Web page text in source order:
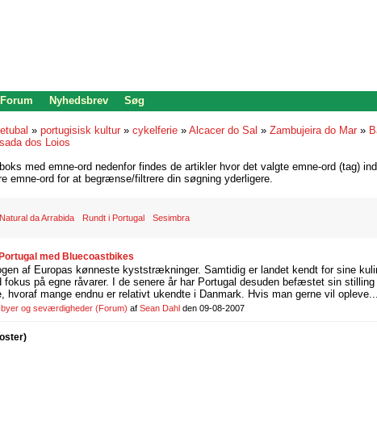
Nyhedsbrev Søg
» portugisisk kultur » cykelferie » Alcacer do Sal » Zambujeira do Mar »
dos Loios
med emne-ord nedenfor findes de artikler hvor det valgte emne-ord (tag)
emne-ord for at begrænse/filtrere din søgning yderligere.
da Arrabida Rundt i Portugal Sesimbra
med Bluecoastbikes
af Europas kønneste kyststrækninger. Samtidig er landet kendt for sine
fokus på egne råvarer. I de senere år har Portugal desuden befæstet sin
hvoraf mange endnu er relativt ukendte i Danmark. Hvis man gerne vil opleve...
byer og seværdigheder (Forum) af Sean Dahl den 09-08-2007